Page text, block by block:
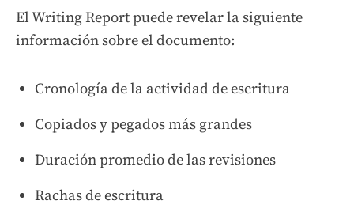
El Writing Report puede revelar la siguiente
información sobre el documento:
Cronología de la actividad de escritura
Copiados y pegados más grandes
Duración promedio de las revisiones
Rachas de escritura